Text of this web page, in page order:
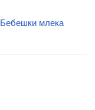
Бебешки млека